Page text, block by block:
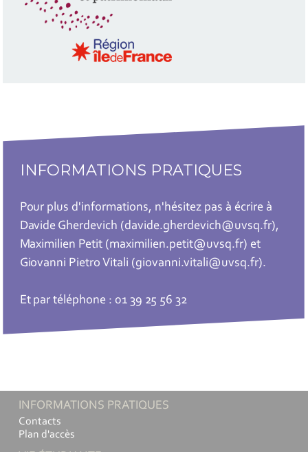
INFORMATIONS PRATIQUES
Pour plus d'informations, n'hésitez pas à écrire à
Davide Gherdevich (davide.gherdevich@uvsq.fr),
Maximilien Petit (maximilien.petit@uvsq.fr) et
Giovanni Pietro Vitali (giovanni.vitali@uvsq.fr).
Et par téléphone : 01 39 25 56 32
INFORMATIONS PRATIQUES
Contacts
Plan d'accès